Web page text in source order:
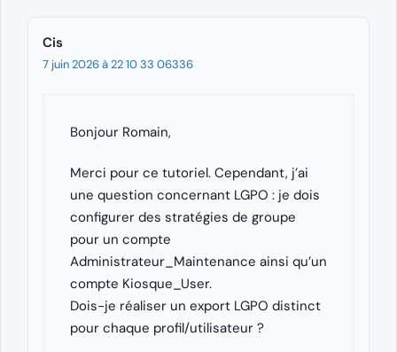
Cis
7 juin 2026 à 22 10 33 06336
Bonjour Romain,
Merci pour ce tutoriel. Cependant, j’ai
une question concernant LGPO : je dois
configurer des stratégies de groupe
pour un compte
Administrateur_Maintenance ainsi qu’un
compte Kiosque_User.
Dois-je réaliser un export LGPO distinct
pour chaque profil/utilisateur ?